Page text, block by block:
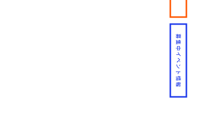
募集中イベント情報